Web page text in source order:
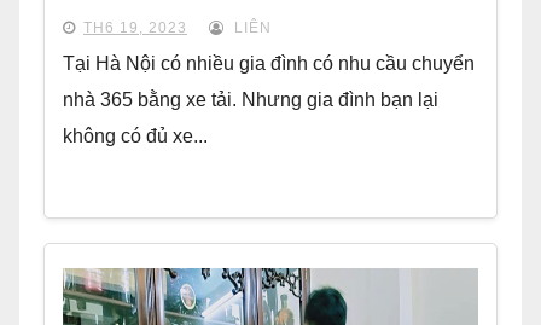
TH6 19, 2023 LIÊN
Tại Hà Nội có nhiều gia đình có nhu cầu chuyển
nhà 365 bằng xe tải. Nhưng gia đình bạn lại
không có đủ xe...